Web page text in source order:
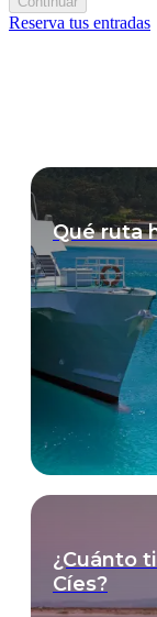
Reserva tus entradas
Qué ruta
¿Cuánto
Cíes?